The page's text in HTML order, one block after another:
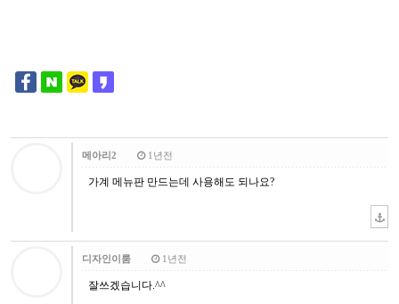
메아리2 1년전
가계 메뉴판 만드는데 사용해도 되나요?
디자인이룸 1년전
잘쓰겠습니다.^^